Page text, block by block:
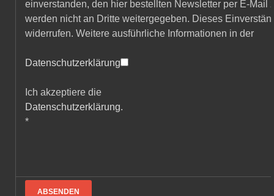
einverstanden, den hier bestellten Newsletter per E-Mail
werden nicht an Dritte weitergegeben. Dieses
widerrufen. Weitere ausführliche Informationen in der
Datenschutzerklärung
Ich akzeptiere die
Datenschutzerklärung.
*